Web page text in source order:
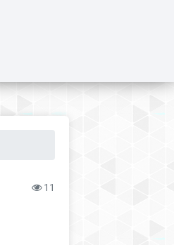
11